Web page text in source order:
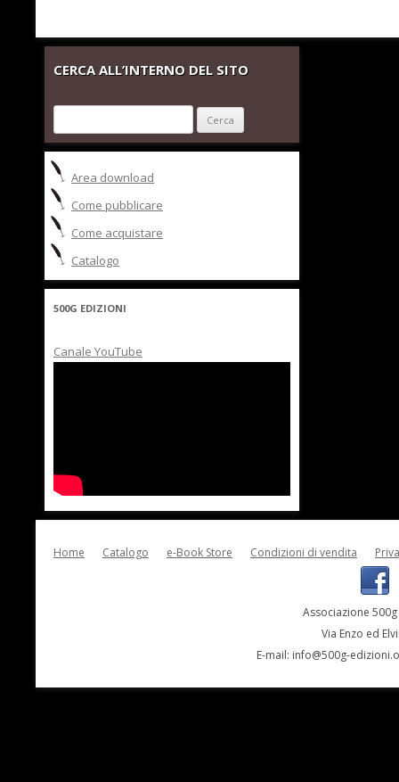
CERCA ALL’INTERNO DEL SITO
per:
Area download
Come pubblicare
Come acquistare
Catalogo
500G EDIZIONI
Canale YouTube
Home Catalogo e-Book Store Condizioni di vendita
Associazione
Via Enzo ed
E-mail: info@500g-